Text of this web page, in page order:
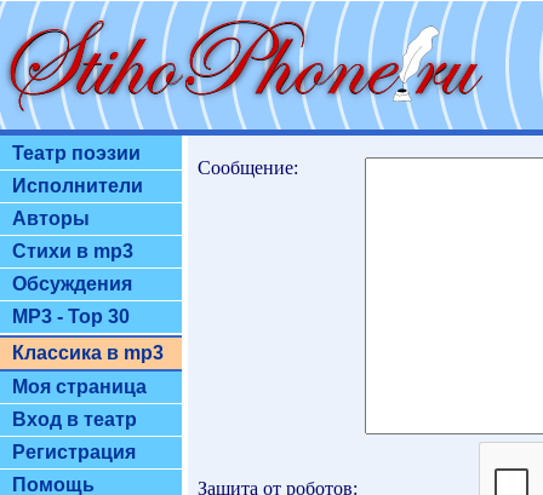
Театр поэзии
Исполнители
Авторы
Стихи в mp3
Обсуждения
MP3 - Top 30
Классика в mp3
Моя страница
Вход в театр
Регистрация
Помощь
Сообщение:
Защита от роботов: